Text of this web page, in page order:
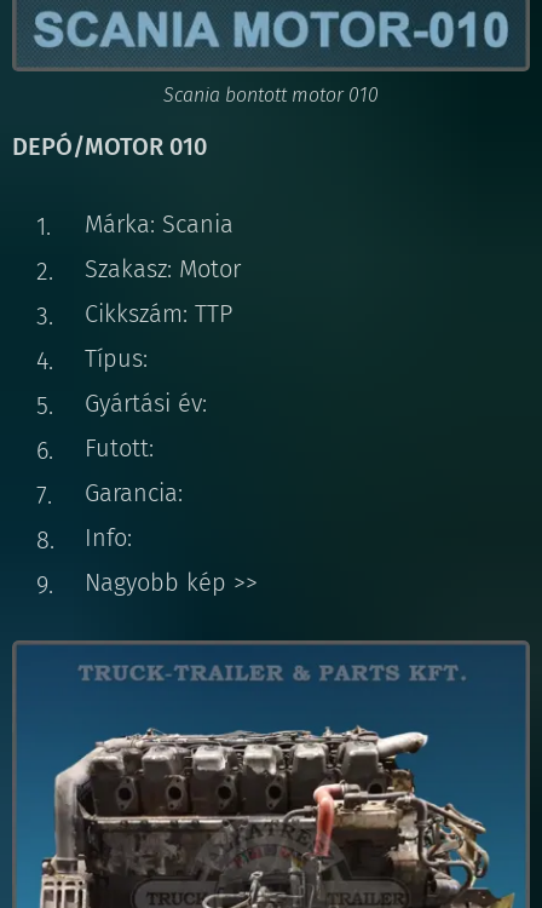
Scania bontott motor 010
DEPÓ/MOTOR 010
Márka: Scania
Szakasz: Motor
Cikkszám: TTP
Típus:
Gyártási év:
Futott:
Garancia:
Info:
Nagyobb kép >>